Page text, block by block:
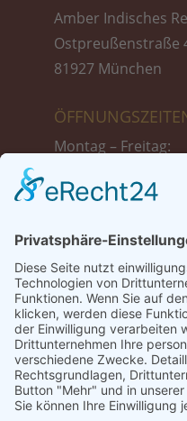
Amber Indisches
Ostpreußenstraße
81927 München
Montag – Freitag:
17:30 bis 23:00 Uhr
17:30 bis 23:00 Uhr
Sonntag +
12:00 bis 23:00 Uhr
TISCH-
Tel.: 089 999 39 775
Tel.: +49 1521 87